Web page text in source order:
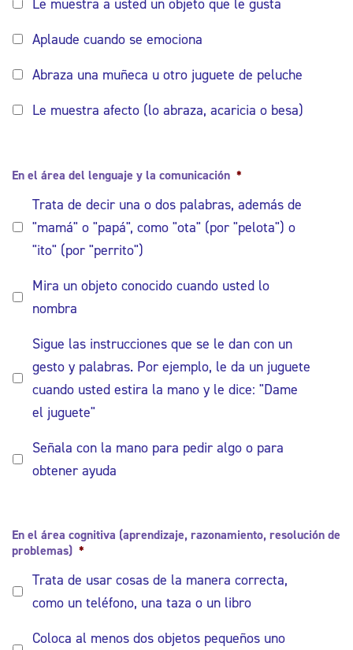
Le muestra a usted un objeto que le gusta
Aplaude cuando se emociona
Abraza una muñeca u otro juguete de peluche
Le muestra afecto (lo abraza, acaricia o besa)
En el área del lenguaje y la comunicación *
Trata de decir una o dos palabras, además de
"mamá" o "papá", como "ota" (por "pelota") o
"ito" (por "perrito")
Mira un objeto conocido cuando usted lo
nombra
Sigue las instrucciones que se le dan con un
gesto y palabras. Por ejemplo, le da un juguete
cuando usted estira la mano y le dice: "Dame
el juguete"
Señala con la mano para pedir algo o para
obtener ayuda
En el área cognitiva (aprendizaje, razonamiento, resolución de
problemas) *
Trata de usar cosas de la manera correcta,
como un teléfono, una taza o un libro
Coloca al menos dos objetos pequeños uno